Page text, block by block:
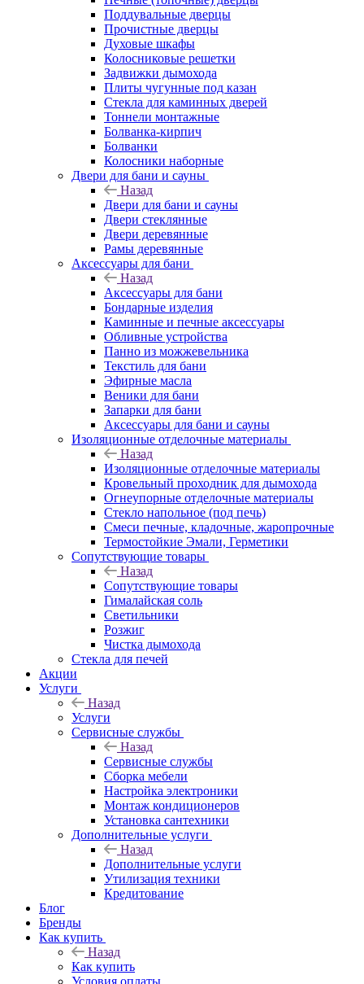
Поддувальные дверцы
Прочистные дверцы
Духовые шкафы
Колосниковые решетки
Задвижки дымохода
Плиты чугунные под казан
Стекла для каминных дверей
Тоннели монтажные
Болванка-кирпич
Болванки
Колосники наборные
Двери для бани и сауны
Назад
Двери для бани и сауны
Двери стеклянные
Двери деревянные
Рамы деревянные
Аксессуары для бани
Назад
Аксессуары для бани
Бондарные изделия
Каминные и печные аксессуары
Обливные устройства
Панно из можжевельника
Текстиль для бани
Эфирные масла
Веники для бани
Запарки для бани
Аксессуары для бани и сауны
Изоляционные отделочные материалы
Назад
Изоляционные отделочные материалы
Кровельный проходник для дымохода
Огнеупорные отделочные материалы
Стекло напольное (под печь)
Смеси печные, кладочные, жаропрочные
Термостойкие Эмали, Герметики
Сопутствующие товары
Назад
Сопутствующие товары
Гималайская соль
Светильники
Розжиг
Чистка дымохода
Стекла для печей
Акции
Услуги
Назад
Услуги
Сервисные службы
Назад
Сервисные службы
Сборка мебели
Настройка электроники
Монтаж кондиционеров
Установка сантехники
Дополнительные услуги
Назад
Дополнительные услуги
Утилизация техники
Кредитование
Блог
Бренды
Как купить
Назад
Как купить
Условия оплаты